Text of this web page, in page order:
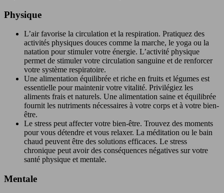
Physique
L’air favorise la circulation et la respiration. Pratiquez des
activités physiques douces comme la marche, le yoga ou la
natation pour stimuler votre énergie. L’activité physique
permet de stimuler votre circulation sanguine et de renforcer
votre système respiratoire.
Une alimentation équilibrée et riche en fruits et légumes est
essentielle pour maintenir votre vitalité. Privilégiez les
aliments frais et naturels. Une alimentation saine et équilibrée
fournit les nutriments nécessaires à votre corps et à votre bien-
être.
Le stress peut affecter votre bien-être. Trouvez des moments
pour vous détendre et vous relaxer. La méditation ou le bain
chaud peuvent être des solutions efficaces. Le stress
chronique peut avoir des conséquences négatives sur votre
santé physique et mentale.
Mentale